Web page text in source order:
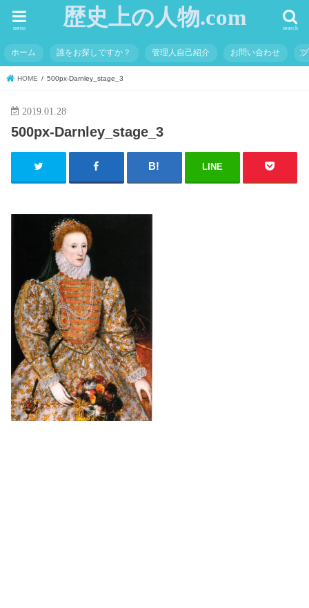
歴史上の人物.com search
menu
ホーム 誰をお探しですか？ 管理人自己紹介 お問い合わせ
HOME 500px-Darnley_stage_3
2019.01.28
500px-Darnley_stage_3
LINE